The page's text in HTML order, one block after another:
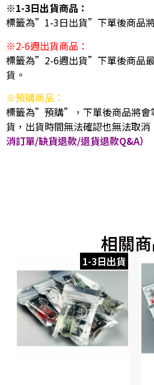
※1-3日出貨商品：
標籤為”1-3日出貨”下單後商品
※2-6週出貨商品：
標籤為”2-6週出貨”下單後商品
貨。
※預購商品：
標籤為”預購”，下單後商品將會
貨，出貨時間無法確認也無法取消
消訂單/缺貨退款/退貨退款Q&A）
相關
1-3日出貨